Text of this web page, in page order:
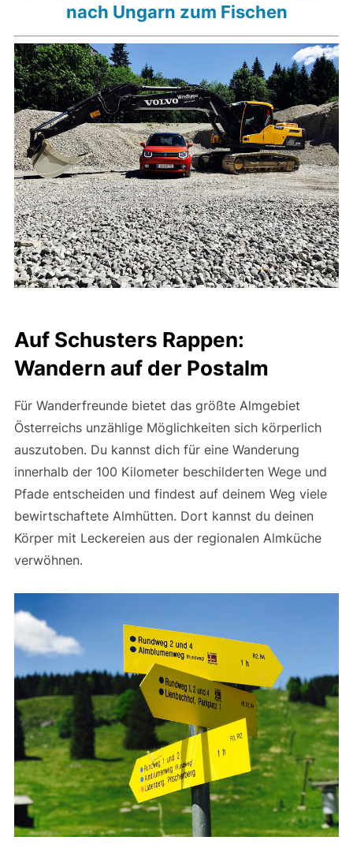
nach Ungarn zum Fischen
Auf Schusters Rappen:
Wandern auf der Postalm
Für Wanderfreunde bietet das größte Almgebiet
Österreichs unzählige Möglichkeiten sich körperlich
auszutoben. Du kannst dich für eine Wanderung
innerhalb der 100 Kilometer beschilderten Wege und
Pfade entscheiden und findest auf deinem Weg viele
bewirtschaftete Almhütten. Dort kannst du deinen
Körper mit Leckereien aus der regionalen Almküche
verwöhnen.